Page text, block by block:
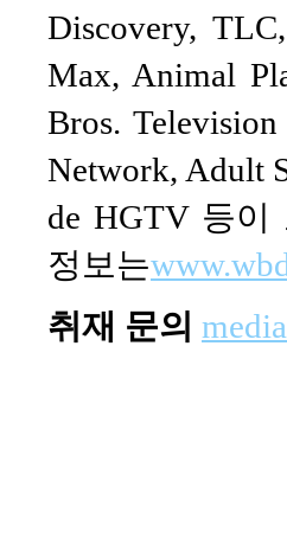
Discovery,
Max, Animal
Bros.
Network, Adult
de HGTV 등이
정보는
취재 문의